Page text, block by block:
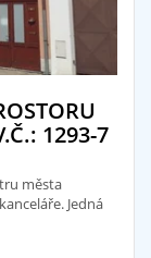
1293-7
města
Jedná